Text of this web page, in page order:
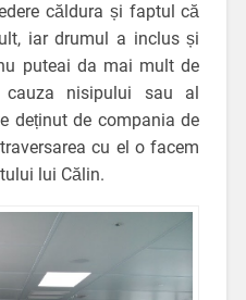
căldura și faptul că
iar drumul a inclus și
puteai da mai mult de
nisipului sau al
deținut de compania de
cu el o facem
lui Călin.